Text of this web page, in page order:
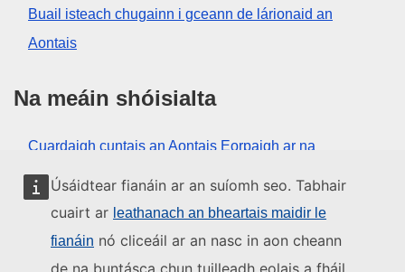
Úsáidtear fianáin ar an suíomh seo. Tabhair
cuairt ar leathanach an bheartais maidir le
fianáin nó cliceáil ar an nasc in aon cheann
de na buntásca chun tuilleadh eolais a fháil
Buail isteach chugainn i gceann de lárionaid an
Aontais
Na meáin shóisialta
Cuardaigh cuntais an Aontais Eorpaigh ar na
meáin shóisialta
Institiúidí agus comhlachtaí an
Aontais Eorpaigh